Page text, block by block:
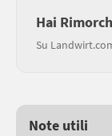
Hai
Su
Note utili